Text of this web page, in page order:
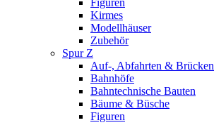
Figuren
Kirmes
Modellhäuser
Zubehör
Spur Z
Auf-, Abfahrten & Brücken
Bahnhöfe
Bahntechnische Bauten
Bäume & Büsche
Figuren